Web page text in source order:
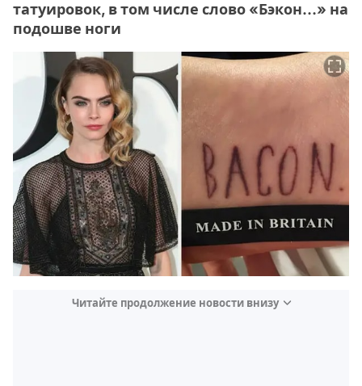
татуировок, в том числе слово «Бэкон…» на
подошве ноги
Читайте продолжение новости внизу